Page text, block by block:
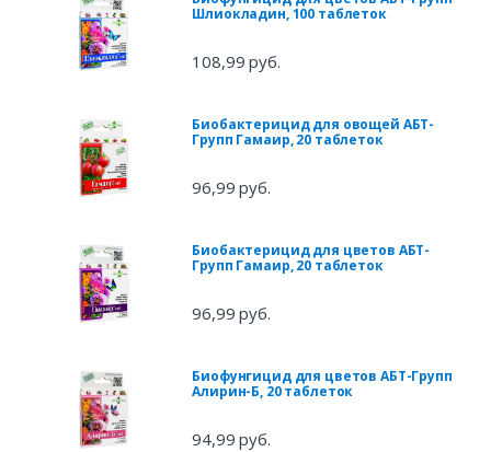
Шлиокладин, 100 таблеток
108,99 руб.
Биобактерицид для овощей АБТ-
Групп Гамаир, 20 таблеток
96,99 руб.
Биобактерицид для цветов АБТ-
Групп Гамаир, 20 таблеток
96,99 руб.
Биофунгицид для цветов АБТ-Групп
Алирин-Б, 20 таблеток
94,99 руб.